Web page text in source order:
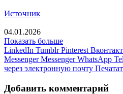
Источник
04.01.2026
Показать больше
LinkedIn Tumblr Pinterest
Messenger Messenger WhatsApp
через электронную почту
Добавить комментарий